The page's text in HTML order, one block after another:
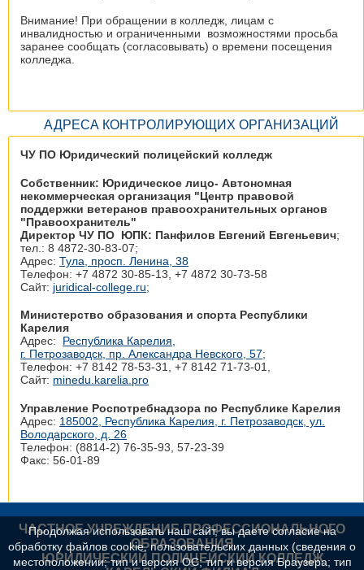
Внимание! При обращении в колледж, лицам с
инвалидностью и ограниченными возможностями просьба
заранее сообщать (согласовывать) о времени посещения
колледжа.
АДРЕСА КОНТРОЛИРУЮЩИХ ОРГАНИЗАЦИЙ
ЧУ ПО Юридический полицейский колледж
Собственник: Юридическое лицо- Автономная
некоммерческая организация "Центр правовой
поддержки ветеранов правоохранительных органов
"Правоохранитель"
Директор ЧУ ПО ЮПК: Панфилов Евгений Евгеньевич;
тел.: 8 4872-30-83-07;
Адрес:Тула, просп. Ленина, 38
Телефон: +7 4872 30‑85-13, +7 4872 30‑73-58
Сайт: juridical-college.ru;
Министерство образования и спорта Республики
Карелия
Адрес: Республика Карелия,
г. Петрозаводск, пр. Александра Невского, 57;
Телефон: +7 8142 78‑53-31, +7 8142 71‑73-01,
Сайт: minedu.karelia.pro
Управление Роспотребнадзора по Республике Карелия
Адрес: 185002, Республика Карелия, г. Петрозаводск, ул.
Володарского, д. 26
Телефон: (8814-2) 76-35-93, 57-23-39
Факс: 56-01-89
ЧАСТНОЕ УЧРЕЖДЕНИЕ ПРОФЕССИОНАЛЬНОГО
ОБРАЗОВАНИЯ
ЮРИДИЧЕСКИЙ ПОЛИЦЕЙСКИЙ КОЛЛЕДЖ
Продолжая использовать наш сайт, вы даете согласие на
обработку файлов cookie, пользовательских данных (сведения о
местоположении; тип и версия ОС; тип и версия Браузера; тип